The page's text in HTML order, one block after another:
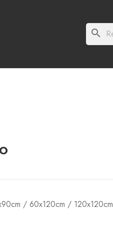
search
/ 60x120cm / 120x120cm